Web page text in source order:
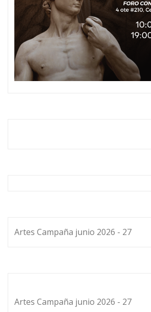
Artes Campaña junio 2026 - 27
Artes Campaña junio 2026 - 27